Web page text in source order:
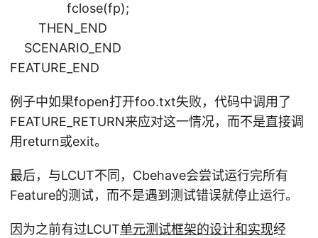
fclose(fp);
THEN_END
SCENARIO_END
FEATURE_END
例子中如果fopen打开foo.txt失败，代码中调用了
FEATURE_RETURN来应对这一情况，而不是直接调
用return或exit。
最后，与LCUT不同，Cbehave会尝试运行完所有
Feature的测试，而不是遇到测试错误就停止运行。
因为之前有过LCUT单元测试框架的设计和实现经